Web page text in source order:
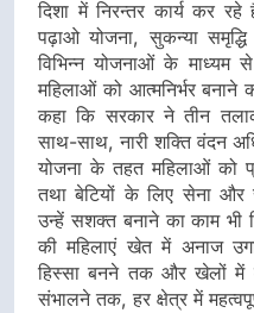
दिशा में निरन्तर कार्य कर
पढ़ाओ योजना, सुकन्या
विभिन्न योजनाओं के माध्यम
महिलाओं को आत्मनिर्भर
कहा कि सरकार ने तीन
साथ-साथ, नारी शक्ति वंदन
योजना के तहत महिलाओं को
तथा बेटियों के लिए सेना और
उन्हें सशक्त बनाने का काम भी
की महिलाएं खेत में अनाज
हिस्सा बनने तक और खेलों
संभालने तक, हर क्षेत्र में